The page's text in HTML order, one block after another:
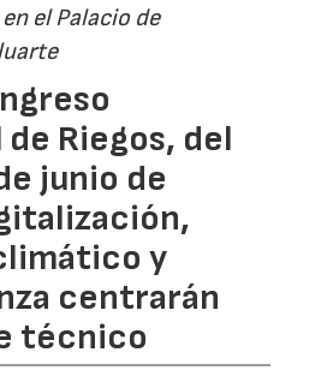
el Palacio de
Riegos, del
junio de
y
centrarán
técnico